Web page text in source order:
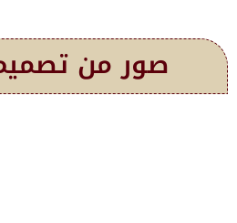
صور من